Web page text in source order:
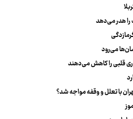
را هدر می‌دهد
می‌رود
قلبی را کاهش می‌دهند
با تعلل و وقفه مواجه شد؟